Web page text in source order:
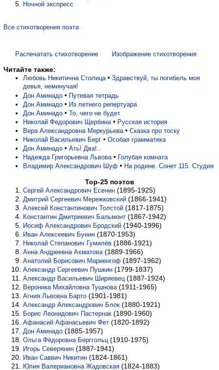
Ночной экспресс
Все стихотворения поэта
Распечатать стихотворение Изображение стихотворения
Читайте также:
Любовь Никитична Столица • Здравствуй, ты погибель моя
девья, неминучая!
Дон Аминадо • Путевая тетрадь
Дон Аминадо • Из летнего репертуара
Дон Аминадо • То, чего не будет
Николай Федорович Щербина • Русская история
Вера Александровна Меркурьева • Сказка про тоску
Николай Васильевич Берг • Особая грамматика
Дон Аминадо • Ать! Два!..
Надежда Григорьевна Львова • Голубая комната
Владимир Александрович Шуф • На родине. Сонет 115. Студия
Top-25 поэтов
Сергей Александрович Есенин (1895-1925)
Дмитрий Сергеевич Мережковский (1866-1941)
Алексей Константинович Толстой (1817-1875)
Константин Дмитриевич Бальмонт (1867-1942)
Иосиф Александрович Бродский (1940-1996)
Иван Алексеевич Бунин (1870-1953)
Николай Степанович Гумилёв (1886-1921)
Анна Андреевна Ахматова (1889-1966)
Анатолий Борисович Мариенгоф (1897-1962)
Александр Сергеевич Пушкин (1799-1837)
Александр Васильевич Ширяевец (1887-1924)
Вероника Михайловна Тушнова (1911-1965)
Агния Львовна Барто (1901-1981)
Александр Александрович Блок (1880-1921)
Борис Леонидович Пастернак (1890-1960)
Афанасий Афанасьевич Фет (1820-1892)
Дон Аминадо (1885-1957)
Ольга Фёдоровна Берггольц (1910-1975)
Игорь Северянин (1887-1941)
Иван Саввич Никитин (1824-1861)
Юлия Валериановна Жадовская (1824-1883)